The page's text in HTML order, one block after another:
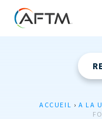
ACCUEIL ›A LA